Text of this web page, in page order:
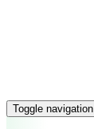
Toggle navigation